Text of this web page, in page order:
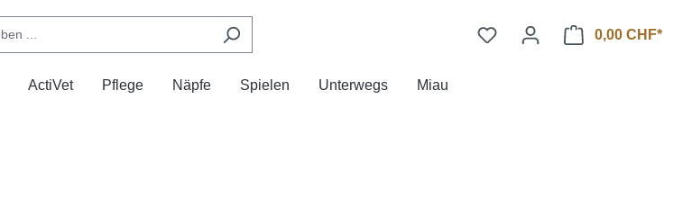
0,00 CHF*
ActiVet Pflege Näpfe Spielen Unterwegs Miau